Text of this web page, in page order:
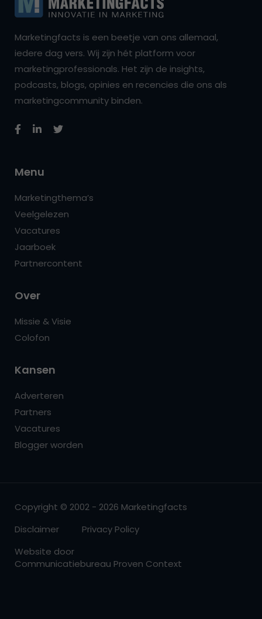
Marketingfacts is een beetje van ons allemaal,
iedere dag vers. Wij zijn hét platform voor
marketingprofessionals. Het zijn de insights,
podcasts, blogs, opinies en recencies die ons als
marketingcommunity binden.
Menu
Marketingthema’s
Veelgelezen
Vacatures
Jaarboek
Partnercontent
Over
Missie & Visie
Colofon
Kansen
Adverteren
Partners
Vacatures
Blogger worden
Copyright © 2002 - 2026 Marketingfacts
Disclaimer
Privacy Policy
Website door
Communicatiebureau Proven Context